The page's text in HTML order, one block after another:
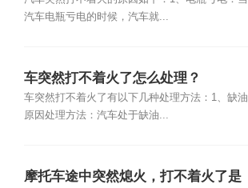
汽车电瓶亏电的时候，汽车就...
车突然打不着火了怎么处理？
车突然打不着火了有以下几种处理方法：1、缺油
原因处理方法：汽车处于缺油...
摩托车途中突然熄火，打不着火了是